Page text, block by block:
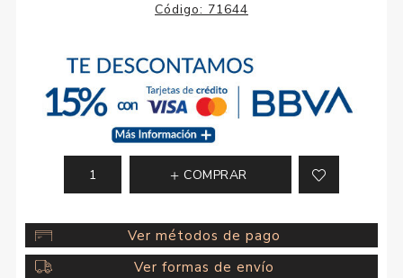
Código: 71644
COMPRAR
Ver métodos de pago
Ver formas de envío